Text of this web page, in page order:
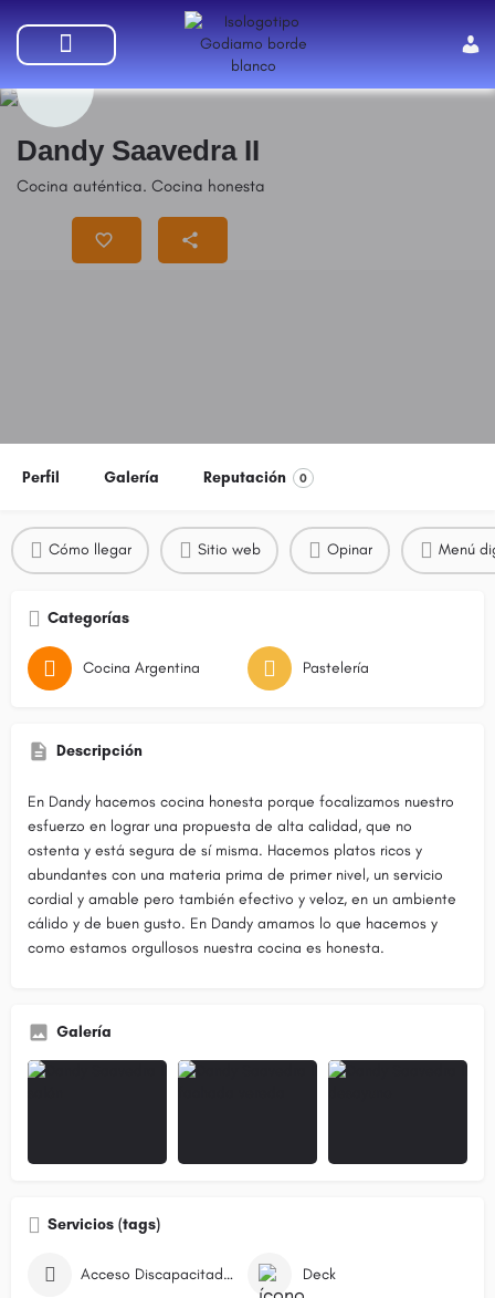
Dandy Saavedra II
Cocina auténtica. Cocina honesta
Perfil Galería Reputación 0
Cómo llegar Sitio web Opinar Menú
Categorías
Cocina Argentina Pastelería
Descripción
En Dandy hacemos cocina honesta porque focalizamos nuestro
esfuerzo en lograr una propuesta de alta calidad, que no
ostenta y está segura de sí misma. Hacemos platos ricos y
abundantes con una materia prima de primer nivel, un servicio
cordial y amable pero también efectivo y veloz, en un ambiente
cálido y de buen gusto. En Dandy amamos lo que hacemos y
como estamos orgullosos nuestra cocina es honesta.
Galería
Servicios (tags)
Acceso Discapacitados Deck